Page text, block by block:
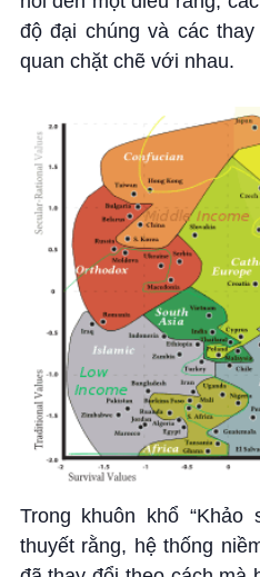
độ đại chúng và các
quan chặt chẽ với nhau.
Trong khuôn khổ
thuyết rằng, hệ thống